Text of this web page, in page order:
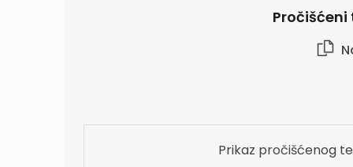
Pročišćeni
Prikaz pročišćenog